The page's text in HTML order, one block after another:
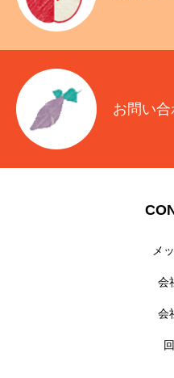
お問い
メ
会
会